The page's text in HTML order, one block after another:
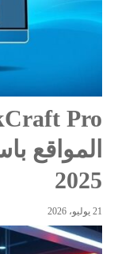
2025
21 يوليو، 2026